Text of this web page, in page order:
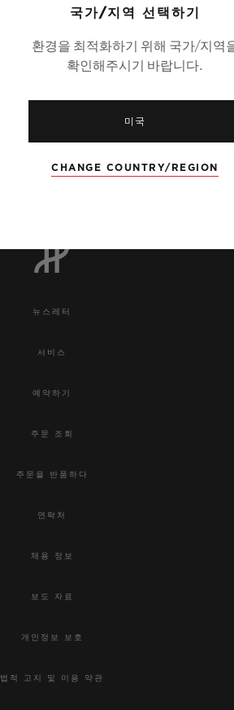
뉴스레터
서비스
예약하기
주문 조회
주문을 반품하다
연락처
채용 정보
보도 자료
개인정보 보호
법적 고지 및 이용 약관
국가/지역 선택하기
환경을 최적화하기 위해 국가/지역
확인해주시기 바랍니다.
미국
CHANGE COUNTRY/REGION